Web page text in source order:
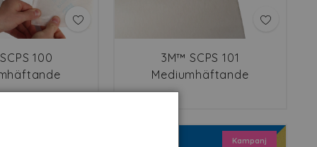
100
3M™ SCPS 101
Mediumhäftande
appliceringstejp
Kampanj